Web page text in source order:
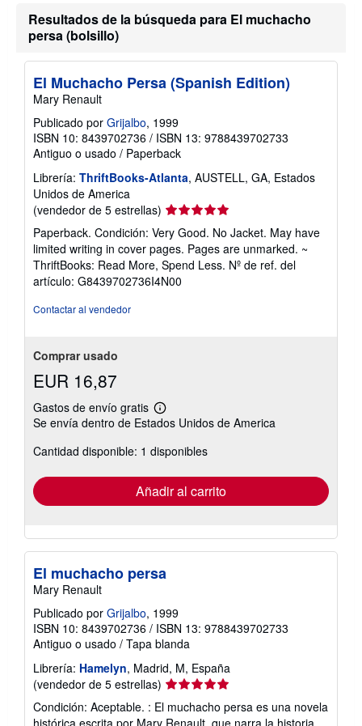
Resultados de la búsqueda para El muchacho
persa (bolsillo)
El Muchacho Persa (Spanish Edition)
Mary Renault
Publicado por Grijalbo, 1999
ISBN 10: 8439702736 / ISBN 13: 9788439702733
Antiguo o usado / Paperback
Librería: ThriftBooks-Atlanta, AUSTELL, GA, Estados
Unidos de America
(vendedor de 5 estrellas) Calificación
vendedor:
5
de
5
Paperback. Condición: Very Good. No Jacket. May have
limited writing in cover pages. Pages are unmarked. ~
ThriftBooks: Read More, Spend Less. Nº de ref. del
artículo: G8439702736I4N00
Contactar al vendedor
Comprar usado
EUR 16,87
Gastos de envío gratis
Más
información
las
tarifas
envío
Se envía dentro de Estados Unidos de America
Cantidad disponible: 1 disponibles
Añadir al carrito
El muchacho persa
Mary Renault
Publicado por Grijalbo, 1999
ISBN 10: 8439702736 / ISBN 13: 9788439702733
Antiguo o usado / Tapa blanda
Librería: Hamelyn, Madrid, M, España
(vendedor de 5 estrellas) Calificación
vendedor:
Condición: Aceptable. : El muchacho persa es una novela
histórica escrita por Mary Renault, que narra la historia